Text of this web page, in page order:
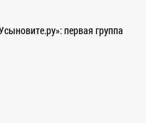
первая группа